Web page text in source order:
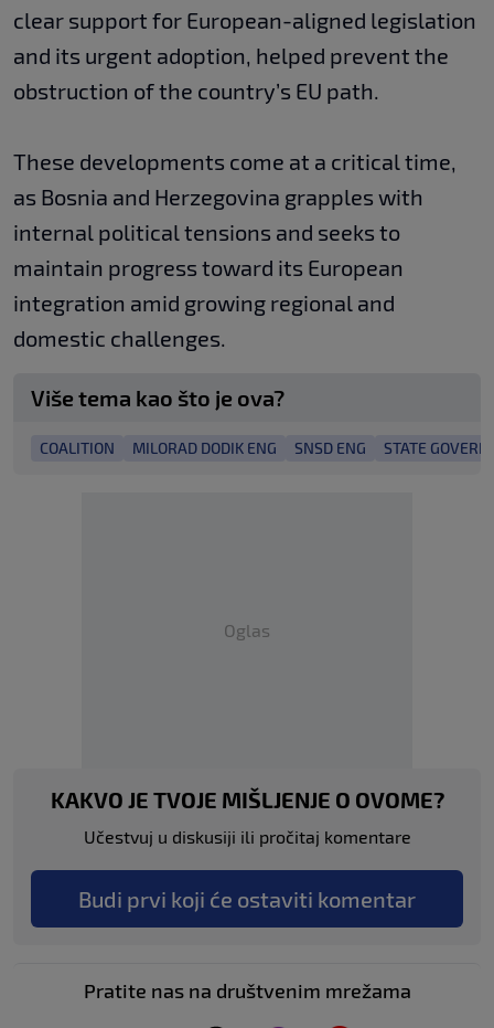
clear support for European-aligned legislation
and its urgent adoption, helped prevent the
obstruction of the country’s EU path.
These developments come at a critical time,
as Bosnia and Herzegovina grapples with
internal political tensions and seeks to
maintain progress toward its European
integration amid growing regional and
domestic challenges.
Više tema kao što je ova?
COALITION MILORAD DODIK ENG SNSD ENG STATE
Oglas
KAKVO JE TVOJE MIŠLJENJE O OVOME?
Učestvuj u diskusiji ili pročitaj komentare
Budi prvi koji će ostaviti komentar
Pratite nas na društvenim mrežama